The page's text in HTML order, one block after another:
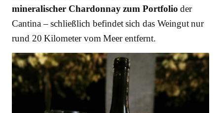
mineralischer Chardonnay zum Portfolio der
Cantina – schließlich befindet sich das Weingut nur
rund 20 Kilometer vom Meer entfernt.